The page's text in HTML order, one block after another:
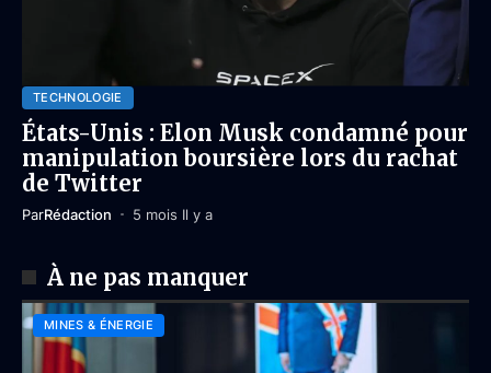
TECHNOLOGIE
États-Unis : Elon Musk condamné pour
manipulation boursière lors du rachat
de Twitter
ParRédaction 5 mois Il y a
À ne pas manquer
MINES & ÉNERGIE